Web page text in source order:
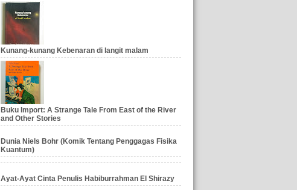
Kunang-kunang Kebenaran di langit malam
Buku Import: A Strange Tale From East of the River
and Other Stories
Dunia Niels Bohr (Komik Tentang Penggagas Fisika
Kuantum)
Ayat-Ayat Cinta Penulis Habiburrahman El Shirazy